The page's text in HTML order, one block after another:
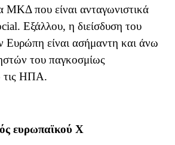
ΜΚΔ που είναι ανταγωνιστικά
Εξάλλου, η διείσδυση του
Ευρώπη είναι ασήμαντη και άνω
του παγκοσμίως
τις ΗΠΑ.
ευρωπαϊκού Χ